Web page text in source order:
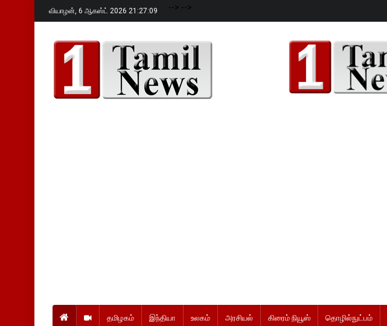
வியாழன், 6 ஆகஸ்ட் 2026 21:27:10 --> -->
தமிழகம் இந்தியா உலகம் அரசியல் கிரைம் நியூஸ் தொழில்நுட்பம்